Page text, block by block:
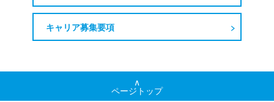
キャリア募集要項
∧
ページトップ